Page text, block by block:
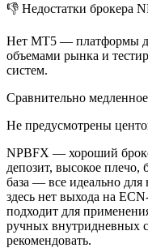
👎 Недостатки брокера
Нет МТ5 — платформы
объемами рынка и
систем.
Сравнительно
Не предусмотрены
NPBFX — хороший
депозит, высокое плечо,
база — все идеально
здесь нет выхода на
подходит для
ручных внутридневных
рекомендовать.